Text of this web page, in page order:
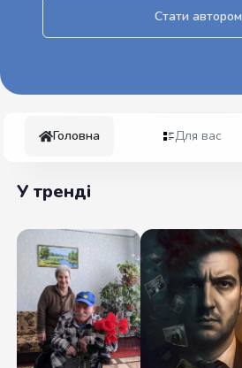
Стати автором
Головна Для вас
У тренді